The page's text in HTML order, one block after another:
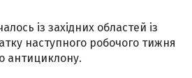
із західних областей із
наступного робочого тижня
антициклону.